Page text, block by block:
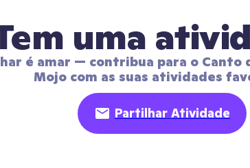
uma
é amar — contribua para o Canto
Mojo com as suas atividades
Partilhar Atividade